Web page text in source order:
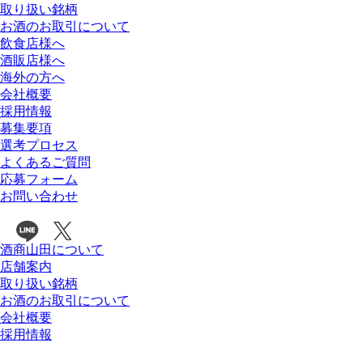
取り扱い銘柄
お酒のお取引について
飲食店様へ
酒販店様へ
海外の方へ
会社概要
採用情報
募集要項
選考プロセス
よくあるご質問
応募フォーム
お問い合わせ
酒商山田について
店舗案内
取り扱い銘柄
お酒のお取引について
会社概要
採用情報